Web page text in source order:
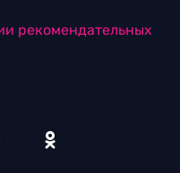
рекомендательных